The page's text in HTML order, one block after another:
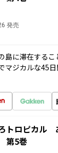
発売
島に滞在する
マジカルな45
トロピカル
第5巻